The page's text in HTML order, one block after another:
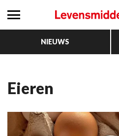
NIEUWS
eieren